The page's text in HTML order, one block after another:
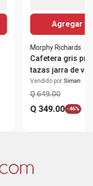
Agregar
Morphy Richards
Cafetera gris
tazas jarra de
Vendido por Siman
Q 649.00
Q 349.00 -46%